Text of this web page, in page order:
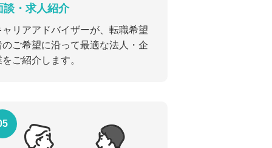
談・求人紹介
ャリアアドバイザーが、転職希望
のご希望に沿って最適な法人・企
をご紹介します。